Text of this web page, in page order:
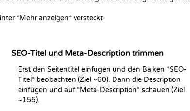
*Mehr anzeigen* versteckt
SEO-Titel und Meta-Description trimmen
Erst den Seitentitel einfügen und den Balken *SEO-
Titel* beobachten (Ziel ~60). Dann die Description
einfügen und auf *Meta-Description* schauen (Ziel
~155).